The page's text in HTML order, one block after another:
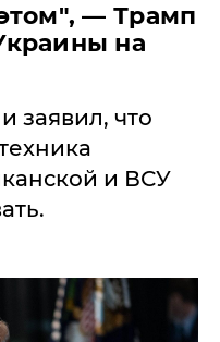
— Трамп
на
заявил, что
и ВСУ